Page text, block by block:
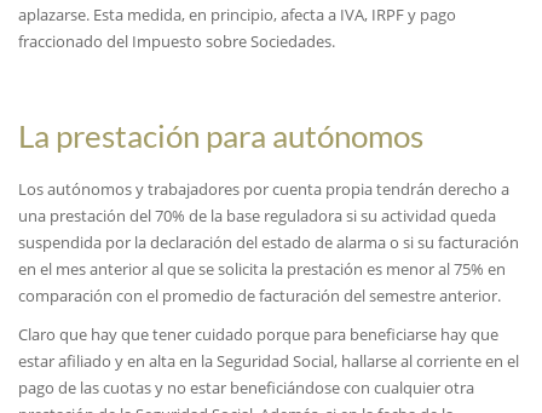
aplazarse. Esta medida, en principio, afecta a IVA, IRPF y pago
fraccionado del Impuesto sobre Sociedades.
La prestación para autónomos
Los autónomos y trabajadores por cuenta propia tendrán derecho a
una prestación del 70% de la base reguladora si su actividad queda
suspendida por la declaración del estado de alarma o si su facturación
en el mes anterior al que se solicita la prestación es menor al 75% en
comparación con el promedio de facturación del semestre anterior.
Claro que hay que tener cuidado porque para beneficiarse hay que
estar afiliado y en alta en la Seguridad Social, hallarse al corriente en el
pago de las cuotas y no estar beneficiándose con cualquier otra